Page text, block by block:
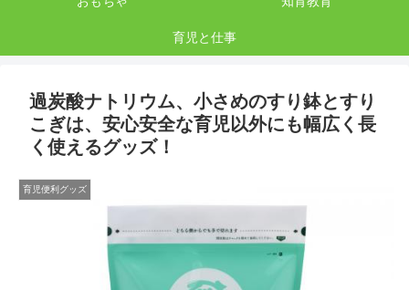
育児と仕事
過炭酸ナトリウム、小さめのすり鉢とすり
こぎは、安心安全な育児以外にも幅広く長
く使えるグッズ！
育児便利グッズ